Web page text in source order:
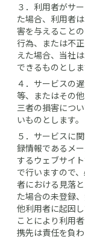
３． 利用者がサ
た場合、利用者
害を与えること
行為、または不
えた場合、当社
できるものとしま
４． サービスの
等、またはその
三者の損害につ
いものとします。
５． サービスに
録情報であるメ
するウェブサイ
で行いますので
者における見落
た場合の未登録
他利用者に起因
ことにより利用
携先は責任を負わ